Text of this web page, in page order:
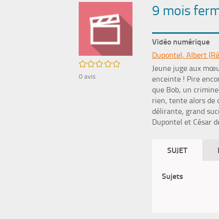
/5
0avis
9 mois
Vidéo numérique
Dupontel, Albert
Jeune juge aux
enceinte ! Pire
que Bob, un
rien, tente alors de
délirante, grand
Dupontel et César
SUJET
Sujets